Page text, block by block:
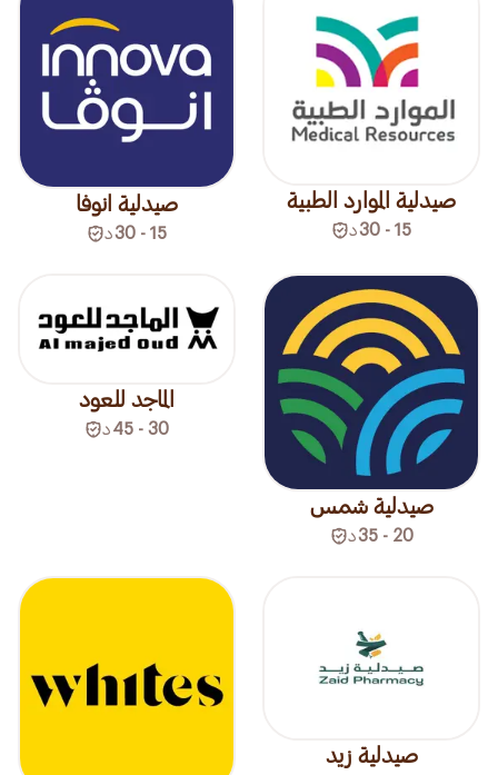
صيدلية الموارد الطبية
15 - 30 د
صيدلية انوفا
15 - 30 د
صيدلية شمس
20 - 35 د
الماجد للعود
30 - 45 د
صيدلية زيد